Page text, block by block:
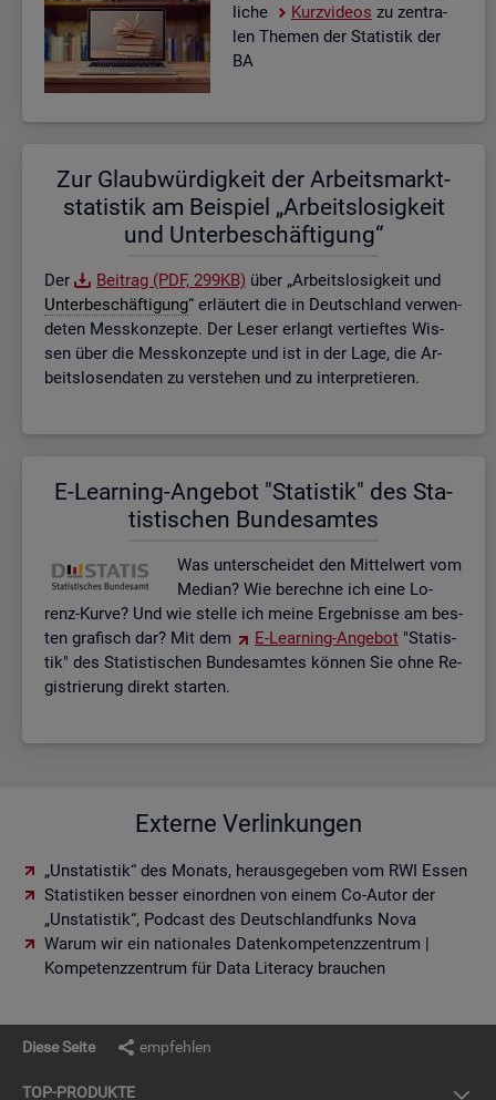
li­che
Kurz­vi­de­os zu zen­tra­
len The­men der Sta­tis­tik der
BA
Zur Glaub­wür­dig­keit der Ar­beits­markt­
sta­tis­tik am Bei­spiel „Ar­beits­lo­sig­keit
und Un­ter­be­schäf­ti­gung“
Der Bei­trag (PDF, 299KB) über „Ar­beits­lo­sig­keit und
Un­ter­be­schäf­ti­gung“ er­läu­tert die in Deutsch­land ver­wen­
de­ten Mess­kon­zep­te. Der Leser er­langt ver­tief­tes Wis­
sen über die Mess­kon­zep­te und ist in der Lage, die Ar­
beits­lo­sen­da­ten zu ver­ste­hen und zu in­ter­pre­tie­ren.
E-Lear­ning-An­ge­bot "Sta­tis­tik" des Sta­
tis­ti­schen Bun­des­am­tes
Was un­ter­schei­det den Mit­tel­wert vom
Me­di­an? Wie be­rech­ne ich eine Lo­
renz-Kurve? Und wie stel­le ich meine Er­geb­nis­se am bes­
ten gra­fisch dar? Mit dem
E-Lear­ning-An­ge­bot "Sta­tis­
tik" des Sta­tis­ti­schen Bun­des­am­tes kön­nen Sie ohne Re­
gis­trie­rung di­rekt star­ten.
Externe Verlinkungen
„Unstatistik“ des Monats, herausgegeben vom RWI Essen
Statistiken besser einordnen von einem Co-Autor der
„Unstatistik“, Podcast des Deutschlandfunks Nova
Warum wir ein nationales Datenkompetenzzentrum |
Kompetenzzentrum für Data Literacy brauchen
Diese Seite empfehlen
TOP-PRO­DUK­TE